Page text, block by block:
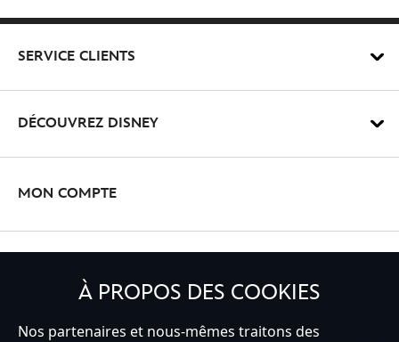
SERVICE CLIENTS
DÉCOUVREZ DISNEY
MON COMPTE
À PROPOS DES COOKIES
Nos partenaires et nous-mêmes traitons des